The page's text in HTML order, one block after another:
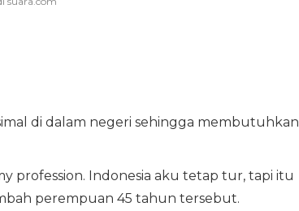
di dalam negeri sehingga membutuhkan
profession. Indonesia aku tetap tur, tapi itu
perempuan 45 tahun tersebut.